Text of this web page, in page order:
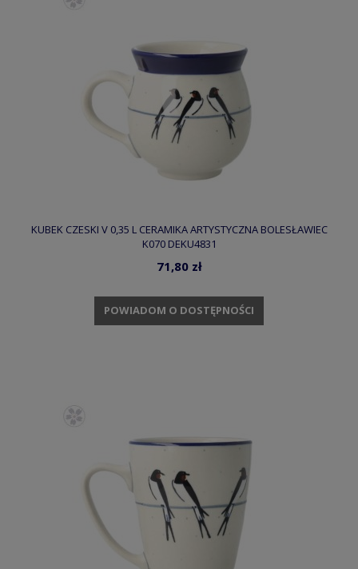
KUBEK CZESKI V 0,35 L CERAMIKA ARTYSTYCZNA BOLESŁAWIEC
K070 DEKU4831
71,80 zł
POWIADOM O DOSTĘPNOŚCI